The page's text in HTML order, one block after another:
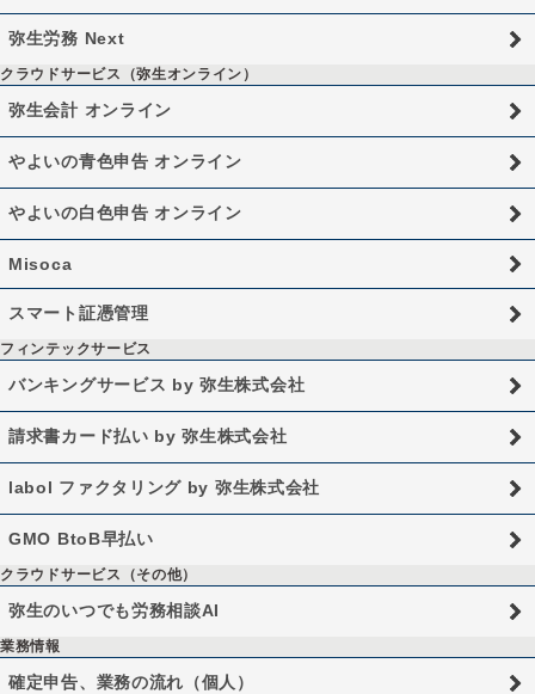
弥生労務 Next
クラウドサービス（弥生オンライン）
弥生会計 オンライン
やよいの青色申告 オンライン
やよいの白色申告 オンライン
Misoca
スマート証憑管理
フィンテックサービス
バンキングサービス by 弥生株式会社
請求書カード払い by 弥生株式会社
labol ファクタリング by 弥生株式会社
GMO BtoB早払い
クラウドサービス（その他）
弥生のいつでも労務相談AI
業務情報
確定申告、業務の流れ（個人）